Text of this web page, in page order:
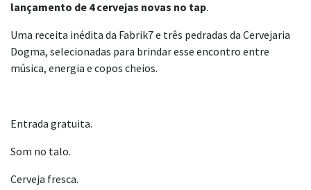
lançamento de 4 cervejas novas no tap.
Uma receita inédita da Fabrik7 e três pedradas da Cervejaria
Dogma, selecionadas para brindar esse encontro entre
música, energia e copos cheios.
Entrada gratuita.
Som no talo.
Cerveja fresca.